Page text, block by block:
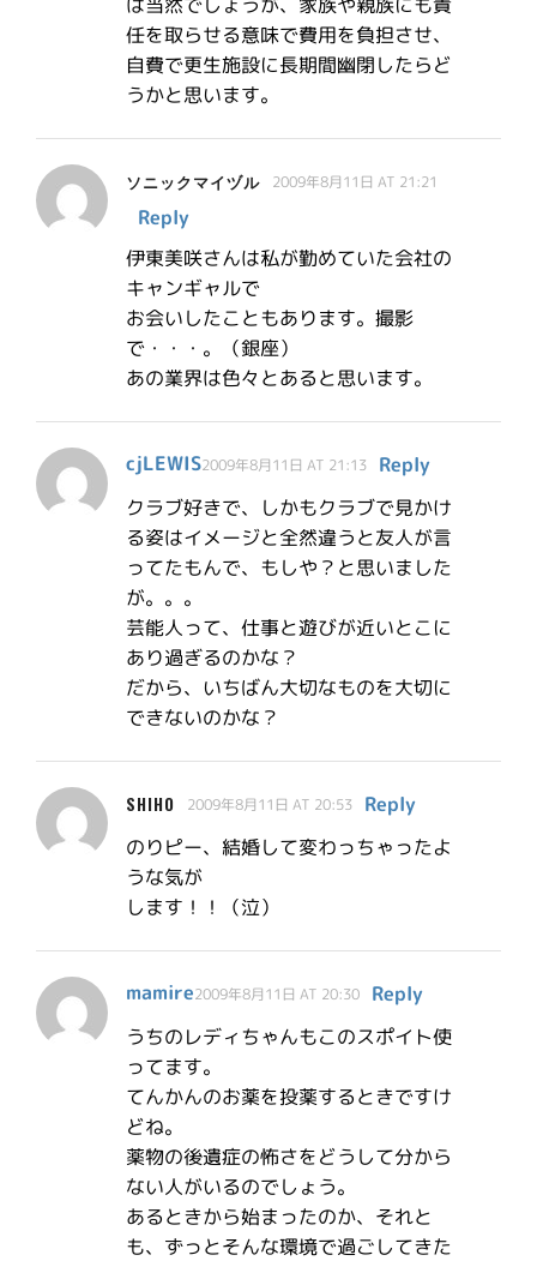
任を取らせる意味で費用を負担させ、
自費で更生施設に長期間幽閉したらど
うかと思います。
ソニックマイヅル 2009年8月11日 AT 21:21
Reply
伊東美咲さんは私が勤めていた会社の
キャンギャルで
お会いしたこともあります。撮影
で・・・。（銀座）
あの業界は色々とあると思います。
cjLEWIS2009年8月11日 AT 21:13
Reply
クラブ好きで、しかもクラブで見かけ
る姿はイメージと全然違うと友人が言
ってたもんで、もしや？と思いました
が。。。
芸能人って、仕事と遊びが近いとこに
あり過ぎるのかな？
だから、いちばん大切なものを大切に
できないのかな？
SHIHO 2009年8月11日 AT 20:53
Reply
のりピー、結婚して変わっちゃったよ
うな気が
します！！（泣）
mamire2009年8月11日 AT 20:30
Reply
うちのレディちゃんもこのスポイト使
ってます。
てんかんのお薬を投薬するときですけ
どね。
薬物の後遺症の怖さをどうして分から
ない人がいるのでしょう。
あるときから始まったのか、それと
も、ずっとそんな環境で過ごしてきた